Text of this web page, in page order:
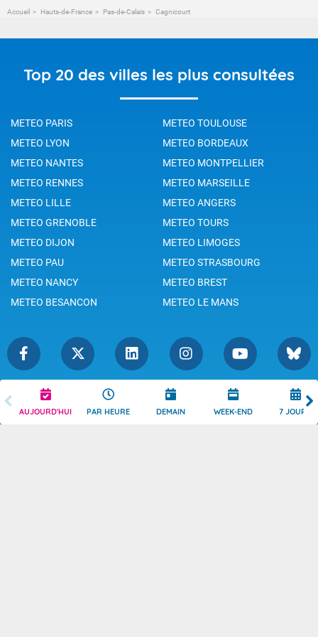
AUJOURD'HUI PAR HEURE DEMAIN WEEK-END 7 JOURS
Accueil Hauts-de-France Pas-de-Calais Cagnicourt
Top 20 des villes les plus consultées
METEO PARIS
METEO TOULOUSE
METEO LYON
METEO BORDEAUX
METEO NANTES
METEO MONTPELLIER
METEO RENNES
METEO MARSEILLE
METEO LILLE
METEO ANGERS
METEO GRENOBLE
METEO TOURS
METEO DIJON
METEO LIMOGES
METEO PAU
METEO STRASBOURG
METEO NANCY
METEO BREST
METEO BESANCON
METEO LE MANS